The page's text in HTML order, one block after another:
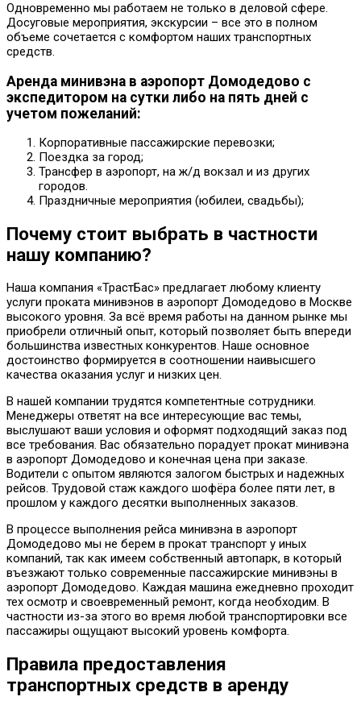
Одновременно мы работаем не только в деловой сфере.
Досуговые мероприятия, экскурсии – все это в полном
объеме сочетается с комфортом наших транспортных
средств.
Аренда минивэна в аэропорт Домодедово с
экспедитором на сутки либо на пять дней с
учетом пожеланий:
Корпоративные пассажирские перевозки;
Поездка за город;
Трансфер в аэропорт, на ж/д вокзал и из других
городов.
Праздничные мероприятия (юбилеи, свадьбы);
Почему стоит выбрать в частности
нашу компанию?
Наша компания «ТрастБас» предлагает любому клиенту
услуги проката минивэнов в аэропорт Домодедово в Москве
высокого уровня. За всё время работы на данном рынке мы
приобрели отличный опыт, который позволяет быть впереди
большинства известных конкурентов. Наше основное
достоинство формируется в соотношении наивысшего
качества оказания услуг и низких цен.
В нашей компании трудятся компетентные сотрудники.
Менеджеры ответят на все интересующие вас темы,
выслушают ваши условия и оформят подходящий заказ под
все требования. Вас обязательно порадует прокат минивэна
в аэропорт Домодедово и конечная цена при заказе.
Водители с опытом являются залогом быстрых и надежных
рейсов. Трудовой стаж каждого шофёра более пяти лет, в
прошлом у каждого десятки выполненных заказов.
В процессе выполнения рейса минивэна в аэропорт
Домодедово мы не берем в прокат транспорт у иных
компаний, так как имеем собственный автопарк, в который
въезжают только современные пассажирские минивэны в
аэропорт Домодедово. Каждая машина ежедневно проходит
тех осмотр и своевременный ремонт, когда необходим. В
частности из-за этого во время любой транспортировки все
пассажиры ощущают высокий уровень комфорта.
Правила предоставления
транспортных средств в аренду